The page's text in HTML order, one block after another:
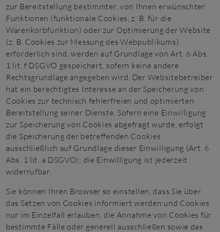
zur Bereitstellung bestimmter, von Ihnen erwünschter
Funktionen (funktionale Cookies, z. B. für die
Warenkorbfunktion) oder zur Optimierung der Website
(z. B. Cookies zur Messung des Webpublikums)
erforderlich sind, werden auf Grundlage von Art. 6 Abs.
1 lit. f DSGVO gespeichert, sofern keine andere
Rechtsgrundlage angegeben wird. Der Websitebetreiber
hat ein berechtigtes Interesse an der Speicherung von
Cookies zur technisch fehlerfreien und optimierten
Bereitstellung seiner Dienste. Sofern eine Einwilligung
zur Speicherung von Cookies abgefragt wurde, erfolgt
die Speicherung der betreffenden Cookies
ausschließlich auf Grundlage dieser Einwilligung (Art. 6
Abs. 1 lit. a DSGVO); die Einwilligung ist jederzeit
widerrufbar.
Sie können Ihren Browser so einstellen, dass Sie über
das Setzen von Cookies informiert werden und Cookies
nur im Einzelfall erlauben, die Annahme von Cookies für
bestimmte Fälle oder generell ausschließen sowie das